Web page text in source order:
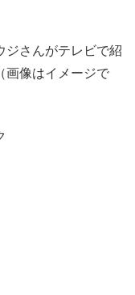
ジさんがテレビで紹
画像はイメージで